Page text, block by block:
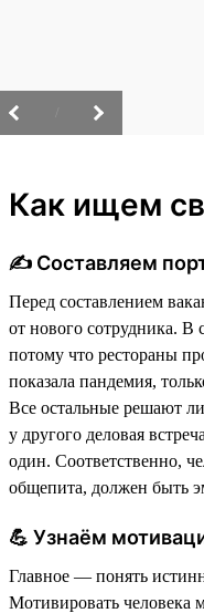
Как ищем
✍️ Составляем
Перед составлением
от нового сотрудника. В
потому что рестораны
показала пандемия,
Все остальные решают
у другого деловая
один. Соответственно,
общепита, должен быть
💪 Узнаём
Главное — понять
Мотивировать человека